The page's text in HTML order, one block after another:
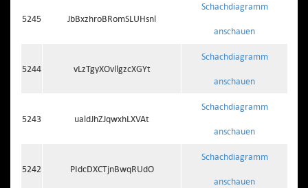
5245 JbBxzhroBRomSLUHsnl
Schachdiagramm
anschauen
5244 vLzTgyXOvllgzcXGYt
Schachdiagramm
anschauen
5243 ualdJhZJqwxhLXVAt
Schachdiagramm
anschauen
5242 PIdcDXCTjnBwqRUdO
Schachdiagramm
anschauen